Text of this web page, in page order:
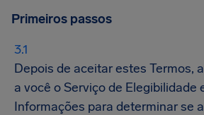
Primeiros passos
Depois de aceitar estes Termos,
a você o Serviço de Elegibilidade
Informações para determinar se